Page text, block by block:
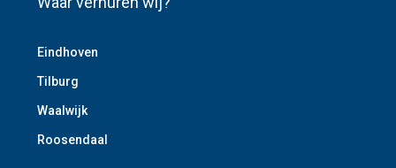
Eindhoven
Tilburg
Waalwijk
Roosendaal